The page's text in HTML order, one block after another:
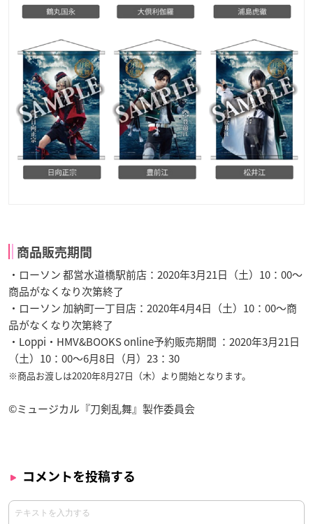
商品販売期間
・ローソン 都営水道橋駅前店：2020年3月21日（土）10：00～
商品がなくなり次第終了
・ローソン 加納町一丁目店：2020年4月4日（土）10：00～商
品がなくなり次第終了
・Loppi・HMV&BOOKS online予約販売期間 ：2020年3月21日
（土）10：00～6月8日（月）23：30
※商品お渡しは2020年8月27日（木）より開始となります。
©ミュージカル『刀剣乱舞』製作委員会
コメントを投稿する